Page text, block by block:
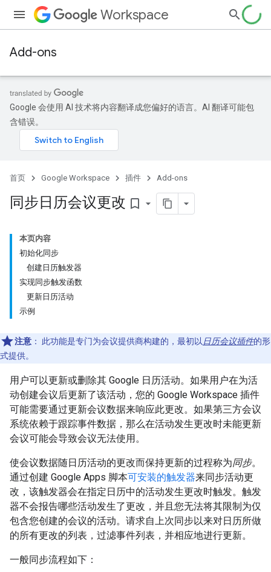
Workspace
Add-ons
Google 会使用 AI 技术将内容翻译成您偏好的语言。AI 翻译可能包
含错误。
首页 Google Workspace 插件 Add-ons
同步日历会议更改 bookmark_border
本页内容
初始化同步
创建日历触发器
实现同步触发函数
更新日历活动
示例
注意 ： 此功能是专门为会议提供商构建的，最初以 日历会议插件的形
式提供。
用户可以更新或删除其 Google 日历活动。如果用户在为活
动创建会议后更新了该活动，您的 Google Workspace 插件
可能需要通过更新会议数据来响应此更改。如果第三方会议
系统依赖于跟踪事件数据，那么在活动发生更改时未能更新
会议可能会导致会议无法使用。
使会议数据随日历活动的更改而保持更新的过程称为同步。
通过创建 Google Apps 脚本可安装的触发器来同步活动更
改，该触发器会在指定日历中的活动发生更改时触发。触发
器不会报告哪些活动发生了更改，并且您无法将其限制为仅
包含您创建的会议的活动。请求自上次同步以来对日历所做
的所有更改的列表，过滤事件列表，并相应地进行更新。
一般同步流程如下：